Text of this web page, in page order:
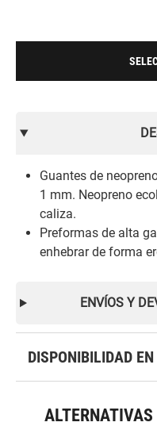
Guantes de
1 mm. Neopreno
caliza.
Preformas de alta
enhebrar de forma
ENVÍOS Y
DISPONIBILIDAD